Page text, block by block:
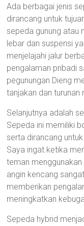
Ada berbagai jenis
dirancang untuk
sepeda gunung atau
lebar dan suspensi
menjelajahi jalur
pengalaman pribadi
pegunungan Dieng
tanjakan dan turunan
Selanjutnya adalah
Sepeda ini memiliki
serta dirancang
Saya ingat ketika
teman
angin kencang
memberikan
meningkatkan
Sepeda hybrid